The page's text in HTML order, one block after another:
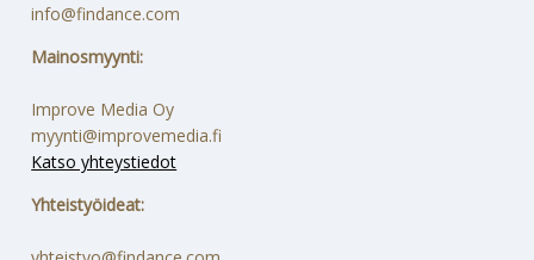
info@findance.com
Mainosmyynti:
Improve Media Oy
myynti@improvemedia.fi
Katso yhteystiedot
Yhteistyöideat: